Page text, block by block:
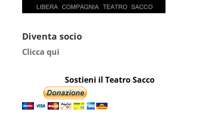
Diventa socio
Clicca qui
Sostieni il Teatro Sacco